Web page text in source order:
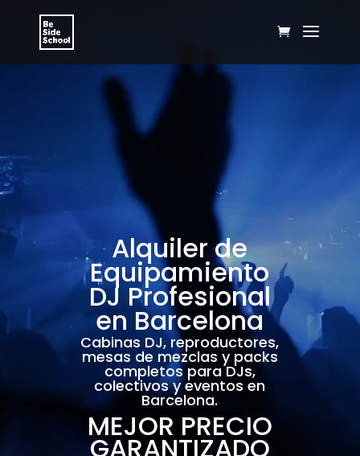
Alquiler de
Equipamiento
DJ Profesional
en Barcelona
Cabinas DJ, reproductores,
mesas de mezclas y packs
completos para DJs,
colectivos y eventos en
Barcelona.
MEJOR PRECIO
GARANTIZADO